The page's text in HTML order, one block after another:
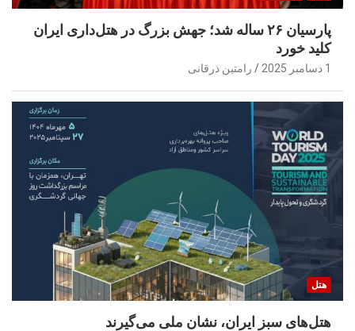
پارسیان ۲۶ ساله شد؛ جهش بزرگ در هتل‌داری ایران
کلید خورد
1 دسامبر 2025 رامتین ذرقانی
هتل
هتل‌های سبز ایران، نشان ملی می‌گیرند